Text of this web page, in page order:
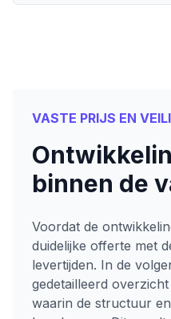
VASTE PRIJS EN
binnen de
Voordat de
duidelijke offerte met
levertijden. In de
gedetailleerd
waarin de structuur